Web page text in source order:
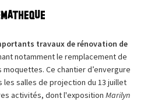
travaux de rénovation de
notamment le remplacement de
Ce chantier d’envergure
salles de projection du 13 juillet
activités, dont l'exposition Marilyn